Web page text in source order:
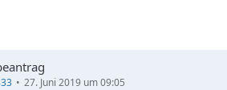
27. Juni 2019 um 09:05